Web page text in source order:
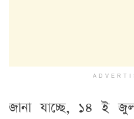
জানা যাচ্ছে, ১৪ ই